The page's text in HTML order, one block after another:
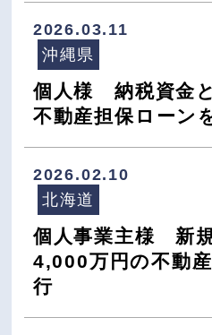
2026.03.11
沖縄県
個人様 納税資金
不動産担保ローン
2026.02.10
北海道
個人事業主様 新
4,000万円の不動
行